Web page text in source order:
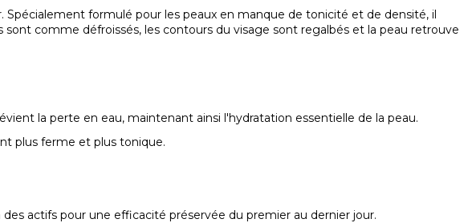
formulé pour les peaux en manque de tonicité et de densité, il
comme défroissés, les contours du visage sont regalbés et la peau retrouve
la perte en eau, maintenant ainsi l'hydratation essentielle de la peau.
plus ferme et plus tonique.
actifs pour une efficacité préservée du premier au dernier jour.